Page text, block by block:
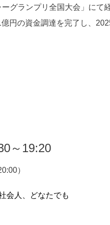
グランプリ全国大会」にて
円の資金調達を完了し、
～19:20
）
会人、どなたでも